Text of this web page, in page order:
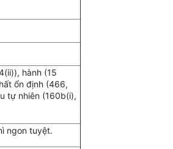
hành (15
ổn định (466,
tự nhiên (160b(i),
ngon tuyệt.